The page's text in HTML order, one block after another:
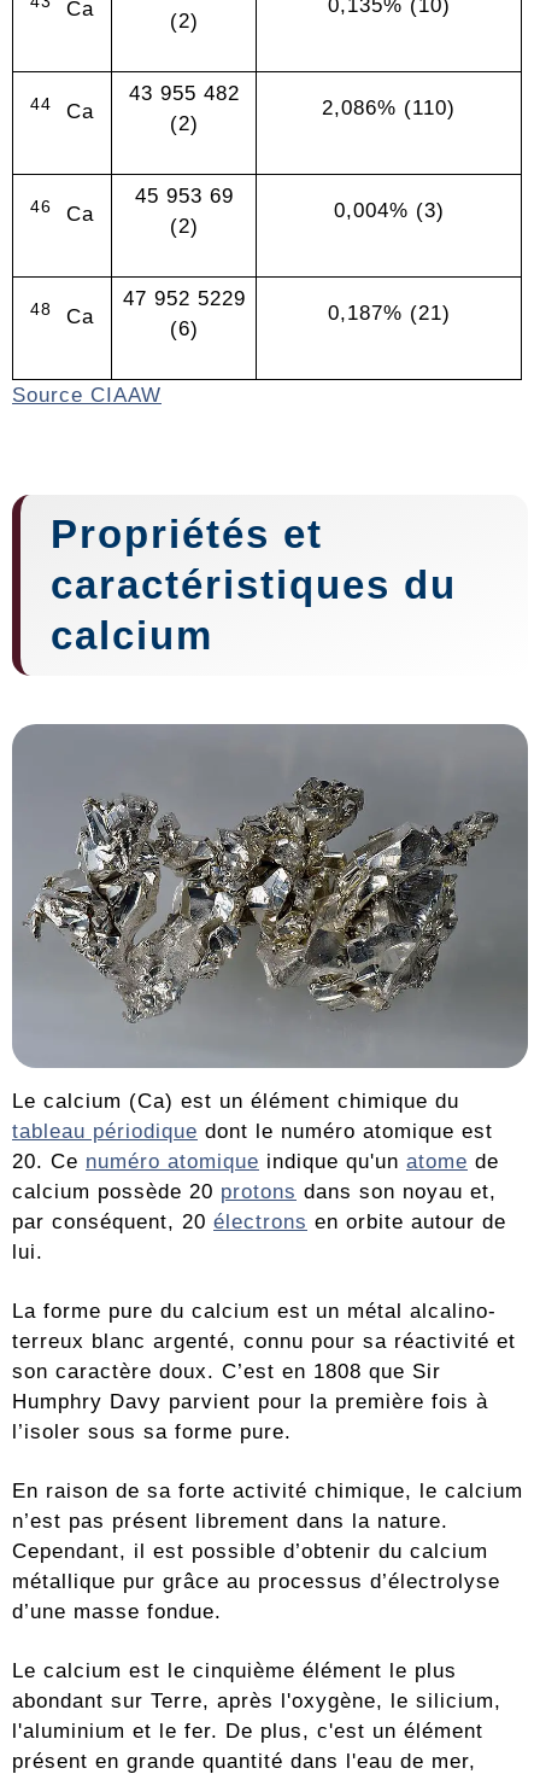
Ca
(2)
0,135% (10)
44 Ca
43 955 482
(2)
2,086% (110)
46 Ca
45 953 69
(2)
0,004% (3)
48 Ca
47 952 5229
(6)
0,187% (21)
Source CIAAW
Propriétés et
caractéristiques du
calcium
Le calcium (Ca) est un élément chimique du
tableau périodique dont le numéro atomique est
20. Ce numéro atomique indique qu'un atome de
calcium possède 20 protons dans son noyau et,
par conséquent, 20 électrons en orbite autour de
lui.
La forme pure du calcium est un métal alcalino-
terreux blanc argenté, connu pour sa réactivité et
son caractère doux. C’est en 1808 que Sir
Humphry Davy parvient pour la première fois à
l’isoler sous sa forme pure.
En raison de sa forte activité chimique, le calcium
n’est pas présent librement dans la nature.
Cependant, il est possible d’obtenir du calcium
métallique pur grâce au processus d’électrolyse
d’une masse fondue.
Le calcium est le cinquième élément le plus
abondant sur Terre, après l'oxygène, le silicium,
l'aluminium et le fer. De plus, c'est un élément
présent en grande quantité dans l'eau de mer,